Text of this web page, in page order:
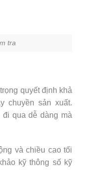
tra
quyết định khả
chuyền sản xuất.
qua dễ dàng mà
và chiều cao tối
kỹ thông số kỹ